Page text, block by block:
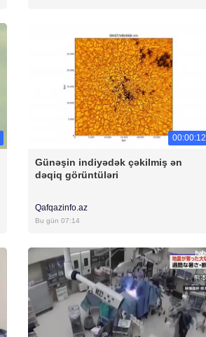
00:00:12
Günəşin indiyədək çəkilmiş ən
dəqiq görüntüləri
Qafqazinfo.az
Bu gün 07:14